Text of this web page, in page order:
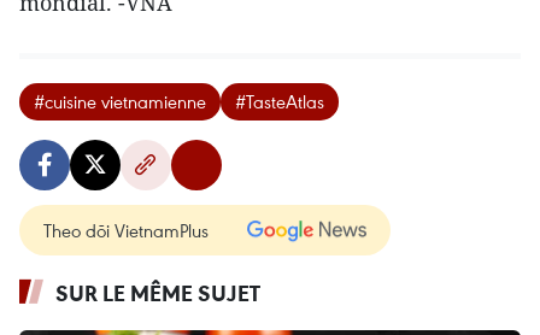
#cuisine vietnamienne #TasteAtlas
Theo dõi VietnamPlus
SUR LE MÊME SUJET